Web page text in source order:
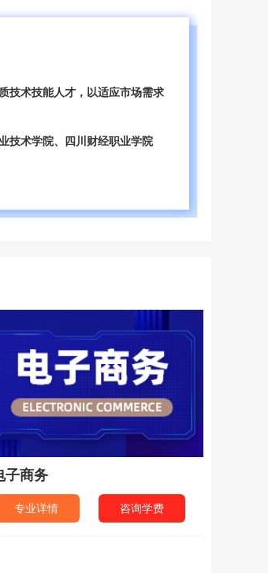
技术技能人才，‌以适应市场需求
技术学院、四川财经职业学院
子商务
专业详情 咨询学费